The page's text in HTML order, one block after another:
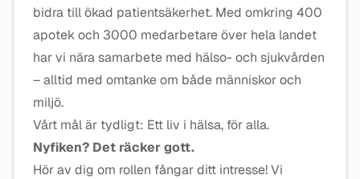
bidra till ökad patientsäkerhet. Med omkring 400
apotek och 3000 medarbetare över hela landet
har vi nära samarbete med hälso- och sjukvården
– alltid med omtanke om både människor och
miljö.
Vårt mål är tydligt: Ett liv i hälsa, för alla.
Nyfiken? Det räcker gott.
Hör av dig om rollen fångar ditt intresse! Vi